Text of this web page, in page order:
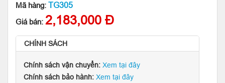
Mã hàng: TG305
Giá bán: 2,183,000 Đ
CHÍNH SÁCH
Chính sách vận chuyển: Xem tại đây
Chính sách bảo hành: Xem tại đây